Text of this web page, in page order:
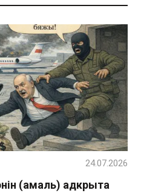
(амаль) адкрыта
24.07.2026